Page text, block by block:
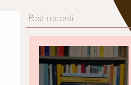
Post recenti